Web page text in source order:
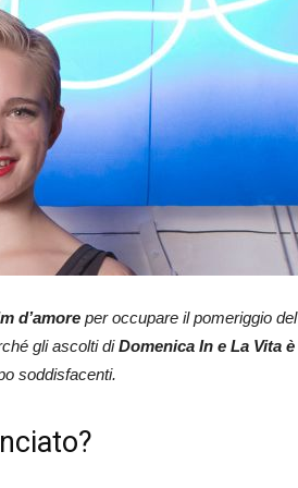
d’amore per occupare il pomeriggio
gli ascolti diDomenica In e La Vita
soddisfacenti.